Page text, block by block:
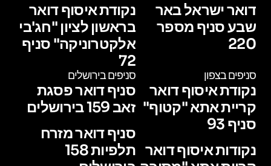
דואר ישראל באר
שבע סניף מספר
220
נקודת איסוף דואר
בראשון לציון "חג'בי
אלקטרוניקה" סניף
72
סניפים בצפון
נקודת איסוף דואר
קריית אתא "קטוף"
סניף 93
נקודות איסוף דואר
סניפים בירושלים
סניף דואר פסגת
זאב 159 בירושלים
סניף דואר מזרח
תלפיות 158